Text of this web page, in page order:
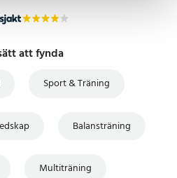
att fynda
Sport & Träning
Balansträning
Multiträning